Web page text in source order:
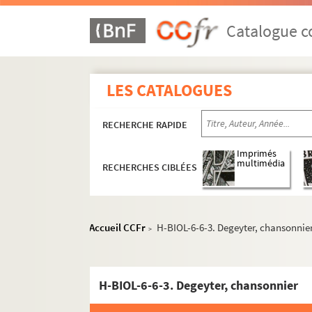
Catalogue
LES CATALOGUES
RECHERCHE RAPIDE
RECHERCHES CIBLÉES
Imprimés
multimédia
Accueil CCFr > H-BIOL-6-6-3. Degeyter,
H-BIOL-6-6-3. Degeyter, chansonnier